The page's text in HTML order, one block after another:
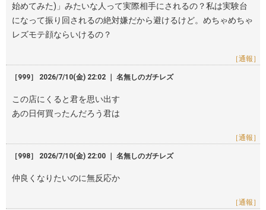
始めてみた)」みたいな人って実際相手にされるの？私は実験台
になって振り回されるの絶対嫌だから避けるけど。めちゃめちゃ
レズモテ顔ならいけるの？
［通報］
［999］ 2026/7/10(金) 22:02 ｜ 名無しのガチレズ
この店にくると君を思い出す
あの日何買ったんだろう君は
［通報］
［998］ 2026/7/10(金) 22:00 ｜ 名無しのガチレズ
仲良くなりたいのに無反応か
［通報］